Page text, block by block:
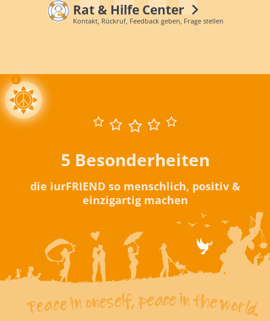
Rat & Hilfe Center
Kontakt, Rückruf, Feedback geben, Frage stellen
5 Besonderheiten
die iurFRIEND so menschlich, positiv &
einzigartig machen